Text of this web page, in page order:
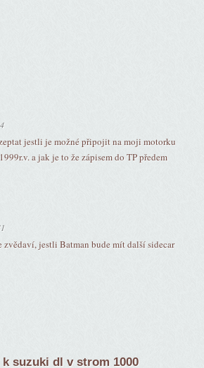
jestli je možné připojit na moji motorku
a jak je to že zápisem do TP předem
zvědaví, jestli Batman bude mít další sidecar
suzuki dl v strom 1000